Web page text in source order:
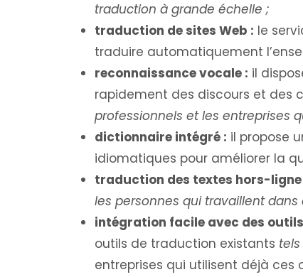
traduction à grande échelle ;
traduction de sites Web : le
traduire automatiquement
reconnaissance vocale : il
rapidement des discours et des
professionnels et les entreprises
dictionnaire intégré : il propose
idiomatiques pour améliorer la
traduction des textes hors-ligne
les personnes qui travaillent
intégration facile avec des
outils de traduction existants
entreprises qui utilisent déjà ces